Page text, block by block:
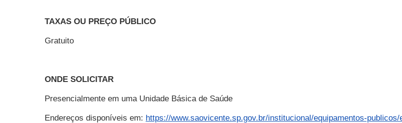
TAXAS OU PREÇO PÚBLICO
Gratuito
ONDE SOLICITAR
Presencialmente em uma Unidade Básica de Saúde
Endereços disponíveis em: https://www.saovicente.sp.gov.br/institucional/equipamentos-